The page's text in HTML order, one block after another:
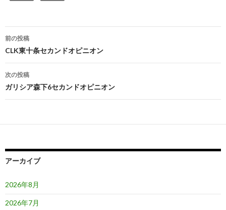
投
稿
ナ
ビ
ゲ
ー
ョ
前の投稿
CLK東十条セカンドオピニオン
次の投稿
ガリシア森下6セカンドオピニオン
アーカイブ
2026年8月
2026年7月